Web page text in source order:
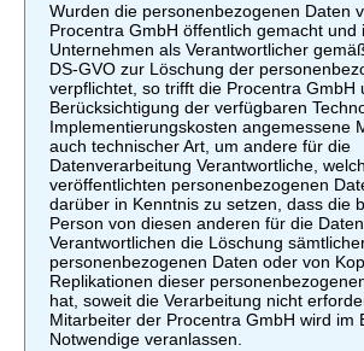
Wurden die personenbezogenen Daten
Procentra GmbH öffentlich gemacht und
Unternehmen als Verantwortlicher
DS-GVO zur Löschung der
verpflichtet, so trifft die Procentra GmbH
Berücksichtigung der verfügbaren
Implementierungskosten angemessene
auch technischer Art, um andere für die
Datenverarbeitung Verantwortliche,
veröffentlichten personenbezogenen
darüber in Kenntnis zu setzen, dass die
Person von diesen anderen für die
Verantwortlichen die Löschung
personenbezogenen Daten oder von
Replikationen dieser
hat, soweit die Verarbeitung nicht
Mitarbeiter der Procentra GmbH wird im
Notwendige veranlassen.